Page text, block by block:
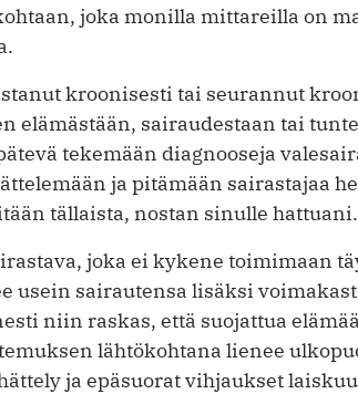
joka monilla mittareilla on
kroonisesti tai seurannut
elämästään, sairaudestaan tai
tekemään diagnooseja
ja pitämään sairastajaa
tällaista, nostan sinulle hattuani.
joka ei kykene toimimaan
usein sairautensa lisäksi
niin raskas, että suojattua
lähtökohtana lienee
ja epäsuorat vihjaukset